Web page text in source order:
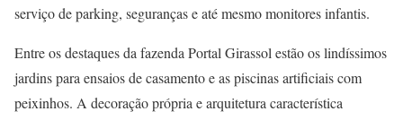
serviço de parking, seguranças e até mesmo monitores infantis.
Entre os destaques da fazenda Portal Girassol estão os lindíssimos
jardins para ensaios de casamento e as piscinas artificiais com
peixinhos. A decoração própria e arquitetura característica